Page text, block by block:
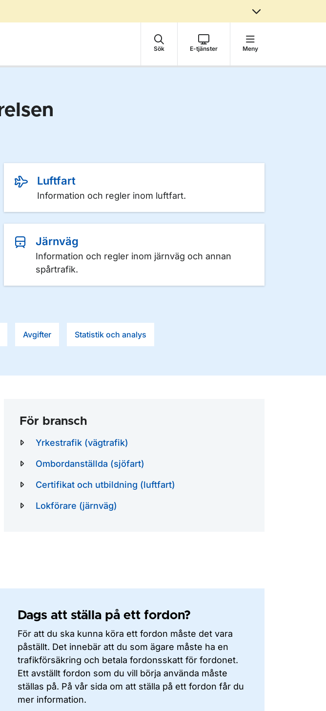
Sök E-tjänster Meny
Luftfart
Information och regler inom luftfart.
Järnväg
Information och regler inom järnväg och annan
spårtrafik.
Avgifter Statistik och analys
För bransch
Yrkestrafik (vägtrafik)
Ombordanställda (sjöfart)
Certifikat och utbildning (luftfart)
Lokförare (järnväg)
Dags att ställa på ett fordon?
För att du ska kunna köra ett fordon måste det vara
påställt. Det innebär att du som ägare måste ha en
trafikförsäkring och betala fordonsskatt för fordonet.
Ett avställt fordon som du vill börja använda måste
ställas på. På vår sida om att ställa på ett fordon får du
mer information.